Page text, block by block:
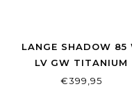
LANGE SHADOW 85
LV GW TITANIUM
BLACK
€399,95